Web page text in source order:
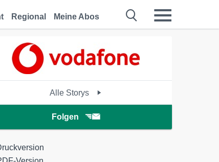
Regional Meine Abos
Alle Storys
Folgen